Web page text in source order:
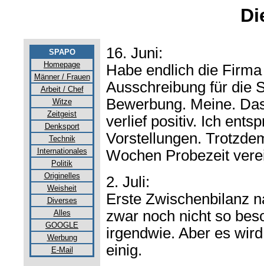
SPAPO
Homepage
Männer / Frauen
Arbeit / Chef
Witze
Zeitgeist
Denksport
Technik
Internationales
Politik
Originelles
Weisheit
Diverses
Alles
GOOGLE
Werbung
E-Mail
16. Juni:
Habe endlich die
Ausschreibung für die
Bewerbung. Meine.
verlief positiv. Ich
Vorstellungen.
Wochen Probezeit
2. Juli:
Erste Zwischenbilanz
zwar noch nicht so
irgendwie. Aber es
einig.